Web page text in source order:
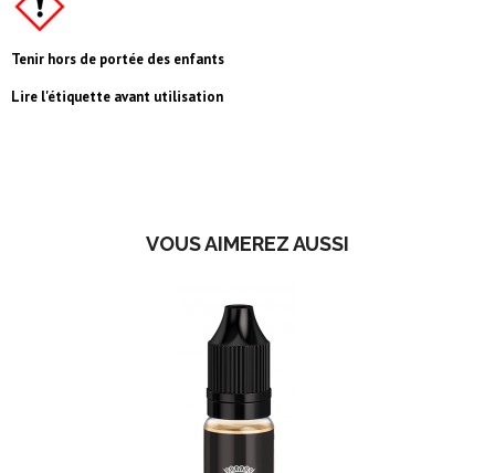
Tenir hors de portée des enfants
Lire l'étiquette avant utilisation
VOUS AIMEREZ AUSSI